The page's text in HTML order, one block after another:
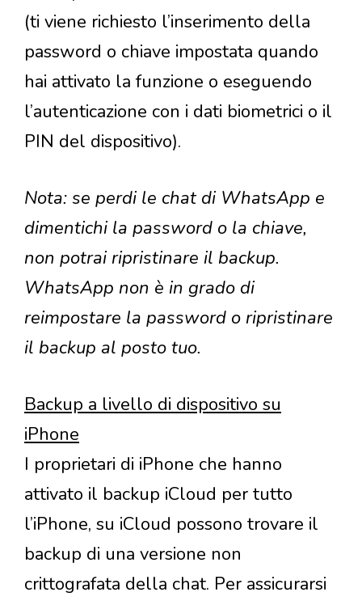
(ti viene richiesto l’inserimento della
password o chiave impostata quando
hai attivato la funzione o eseguendo
l’autenticazione con i dati biometrici o il
PIN del dispositivo).
Nota: se perdi le chat di WhatsApp e
dimentichi la password o la chiave,
non potrai ripristinare il backup.
WhatsApp non è in grado di
reimpostare la password o ripristinare
il backup al posto tuo.
Backup a livello di dispositivo su
iPhone
I proprietari di iPhone che hanno
attivato il backup iCloud per tutto
l’iPhone, su iCloud possono trovare il
backup di una versione non
crittografata della chat. Per assicurarsi